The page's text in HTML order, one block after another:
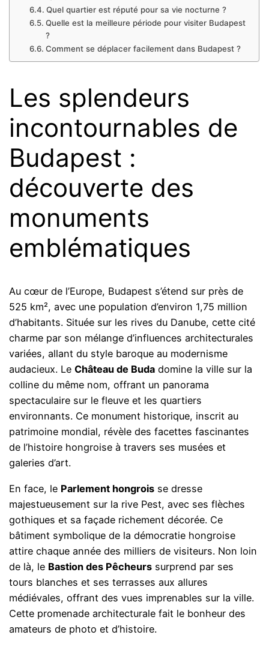
Quel quartier est réputé pour sa vie nocturne ?
Quelle est la meilleure période pour visiter Budapest
?
Comment se déplacer facilement dans Budapest ?
Les splendeurs
incontournables de
Budapest :
découverte des
monuments
emblématiques
Au cœur de l’Europe, Budapest s’étend sur près de
525 km², avec une population d’environ 1,75 million
d’habitants. Située sur les rives du Danube, cette cité
charme par son mélange d’influences architecturales
variées, allant du style baroque au modernisme
audacieux. LeChâteau de Buda domine la ville sur la
colline du même nom, offrant un panorama
spectaculaire sur le fleuve et les quartiers
environnants. Ce monument historique, inscrit au
patrimoine mondial, révèle des facettes fascinantes
de l’histoire hongroise à travers ses musées et
galeries d’art.
En face, le Parlement hongrois se dresse
majestueusement sur la rive Pest, avec ses flèches
gothiques et sa façade richement décorée. Ce
bâtiment symbolique de la démocratie hongroise
attire chaque année des milliers de visiteurs. Non loin
de là, le Bastion des Pêcheurs surprend par ses
tours blanches et ses terrasses aux allures
médiévales, offrant des vues imprenables sur la ville.
Cette promenade architecturale fait le bonheur des
amateurs de photo et d’histoire.